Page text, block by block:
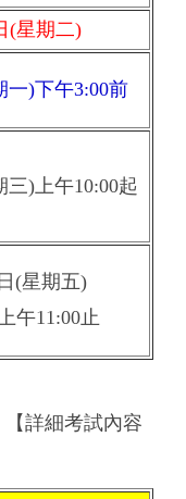
(星期二)
一)下午3:00前
三)上午10:00起
(星期五)
午11:00止
詳細考試內容